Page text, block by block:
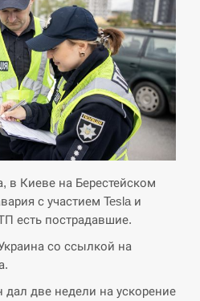
таємних зустрічей з
вручили новое
ракетний підрозділ КНДР –
в Киеве на Берестейском
с участием Tesla и
есть пострадавшие.
со ссылкой на
дал две недели на ускорение